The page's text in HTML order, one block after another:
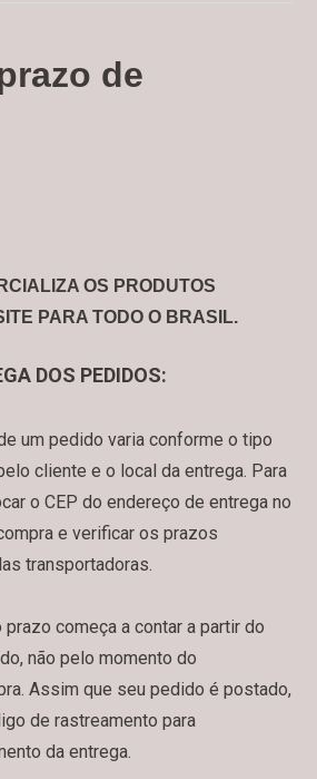
de
OS PRODUTOS
PARA TODO O BRASIL.
DOS PEDIDOS:
um pedido varia conforme o tipo
cliente e o local da entrega. Para
o CEP do endereço de entrega no
e verificar os prazos
transportadoras.
começa a contar a partir do
não pelo momento do
Assim que seu pedido é postado,
de rastreamento para
da entrega.